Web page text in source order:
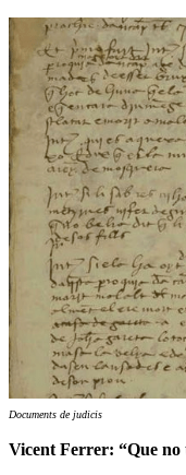
Documents de judicis
Vicent Ferrer: “Que